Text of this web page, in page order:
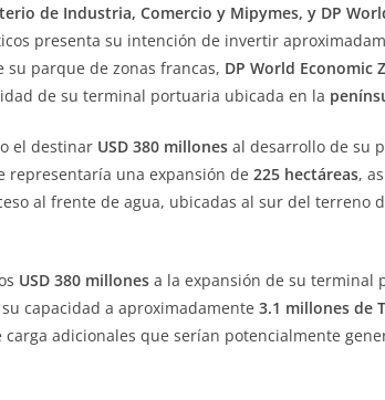
de Industria, Comercio y Mipymes, y DP
presenta su intención de invertir
parque de zonas francas, DP World Economic
de su terminal portuaria ubicada en la
el destinar USD 380 millones al desarrollo de su
representaría una expansión de 225 hectáreas,
al frente de agua, ubicadas al sur del terreno
USD 380 millones a la expansión de su terminal
capacidad a aproximadamente 3.1 millones de
adicionales que serían potencialmente